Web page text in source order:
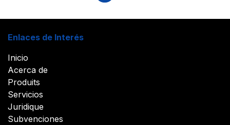
Enlaces de Interés
Inicio
Acerca de
Produits
Servicios
Juridique
Subvenciones